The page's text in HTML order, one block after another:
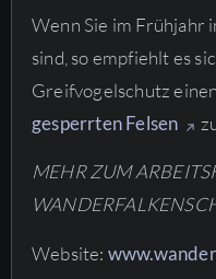
Wenn Sie im Frühjahr
sind, so empfiehlt es
Greifvogelschutz
gesperrten Felsen
MEHR ZUM
Website: